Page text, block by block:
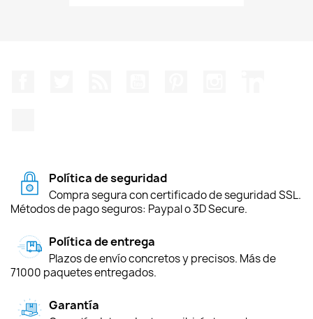
Política de seguridad
Compra segura con certificado de seguridad SSL.
Métodos de pago seguros: Paypal o 3D Secure.
Política de entrega
Plazos de envío concretos y precisos. Más de
71000 paquetes entregados.
Garantía